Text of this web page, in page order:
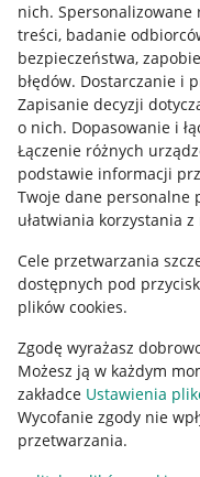
nich.
treści, badanie
bezpieczeństwa,
błędów. Dostarczanie i
Zapisanie decyzji
o nich. Dopasowanie i
Łączenie różnych
podstawie informacji
Twoje dane personalne
ułatwiania korzystania
Cele przetwarzania
dostępnych pod
plików cookies.
Zgodę wyrażasz
Możesz ją w każdym
zakładce Ustawienia
Wycofanie zgody nie
przetwarzania.
Informacje dla Aktu o
Pobierz aplikację
Korzystanie z serwisu